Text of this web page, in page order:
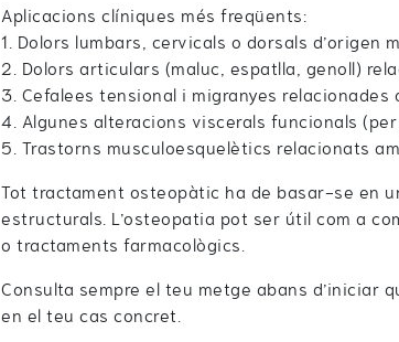
Aplicacions clíniques més freqüents:
1. Dolors lumbars, cervicals o dorsals d’origen
2. Dolors articulars (maluc, espatlla, genoll)
3. Cefalees tensional i migranyes
4. Algunes alteracions viscerals funcionals
5. Trastorns musculoesquelètics relacionats
Tot tractament osteopàtic ha de basar-se en
estructurals. L’osteopatia pot ser útil com a
o tractaments farmacològics.
Consulta sempre el teu metge abans d’iniciar
en el teu cas concret.